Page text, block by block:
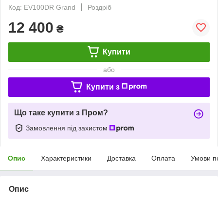
Код: EV100DR Grand
Роздріб
12 400 ₴
Купити
або
Купити з
Що таке купити з Пром?
Замовлення під захистом
Опис Характеристики Доставка Оплата Умови
Опис